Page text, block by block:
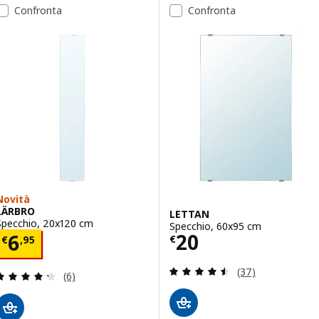
Confronta
20x120 cm
€6,95 € 6,95
Recensione: 4.3 fuori da 5 stelle. Totale
(6)
Confronta
LETTAN
Specchio, 60x95 cm
€20
Prezzo € 20
Recensione:
(37)